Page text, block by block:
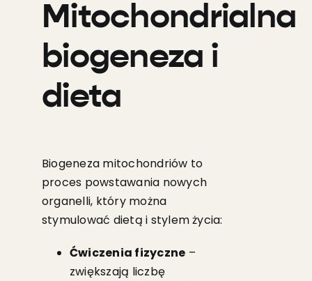
Mitochondrialna
biogeneza i
dieta
Biogeneza mitochondriów to
proces powstawania nowych
organelli, który można
stymulować dietą i stylem życia:
Ćwiczenia fizyczne –
zwiększają liczbę